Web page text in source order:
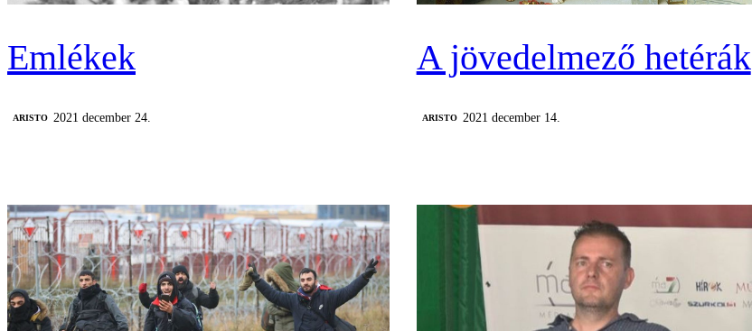
Emlékek
ARISTO 2021 december 24.
A jövedelmező hetérák
ARISTO 2021 december 14.